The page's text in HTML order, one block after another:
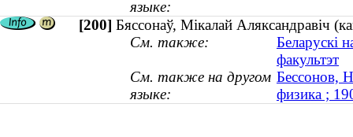
языке:
[200] Бяссонаў, Мікалай Аляксандравіч
См. также:
Беларускі
факультэт
См. также на другом
языке:
Бессонов,
физика ;